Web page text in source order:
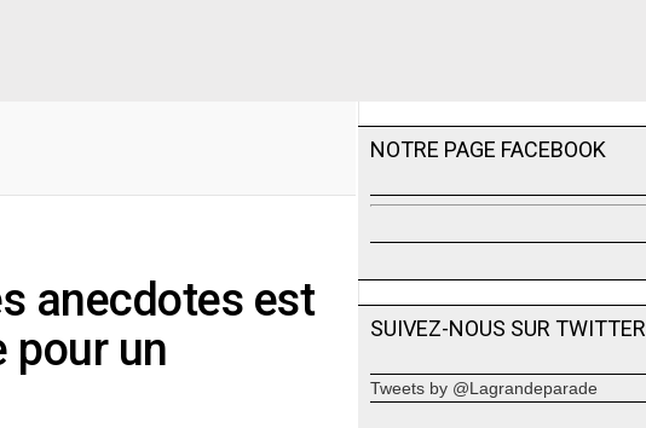
anecdotes est
pour un
NOTRE PAGE FACEBOOK
SUIVEZ-NOUS SUR TWITTER
Tweets by @Lagrandeparade